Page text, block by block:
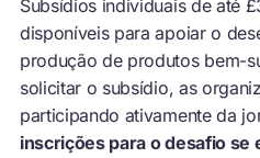
Subsídios individuais de até
disponíveis para apoiar o
produção de produtos bem-
solicitar o subsídio, as
participando ativamente da
inscrições para o desafio se